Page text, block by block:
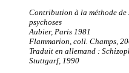
Contribution à la méthode
psychoses
Aubier, Paris 1981
Flammarion, coll. Champs,
Traduit en allemand :
Stuttgarf, 1990